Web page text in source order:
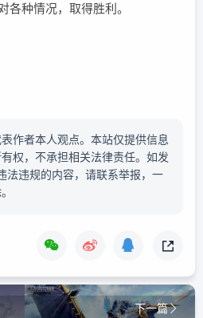
各种情况，取得胜利。
作者本人观点。本站仅提供信息
权，不承担相关法律责任。如发
法违规的内容，请联系举报，一
下一篇